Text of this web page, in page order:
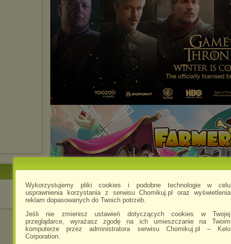
Wykorzystujemy pliki cookies i podobne technologie w celu
usprawnienia korzystania z serwisu Chomikuj.pl oraz wyświetlenia
reklam dopasowanych do Twoich potrzeb.
Jeśli nie zmienisz ustawień dotyczących cookies w Twojej
przeglądarce, wyrażasz zgodę na ich umieszczanie na Twoim
komputerze przez administratora serwisu Chomikuj.pl – Kelo
Corporation.